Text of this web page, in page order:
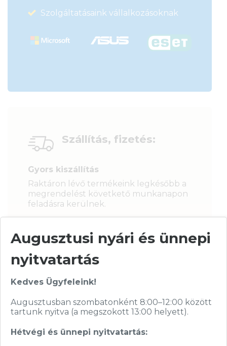
Szolgáltatásaink vállalkozásoknak
Szállítás, fizetés:
Gyors kiszállítás
Raktáron lévő termékeink legkésőbb a
megrendelést követkető munkanapon
feladásra kerülnek.
Augusztusi nyári és ünnepi
nyitvatartás
Kedves Ügyfeleink!
Augusztusban szombatonként 8:00–12:00 között
tartunk nyitva (a megszokott 13:00 helyett).
Hétvégi és ünnepi nyitvatartás: